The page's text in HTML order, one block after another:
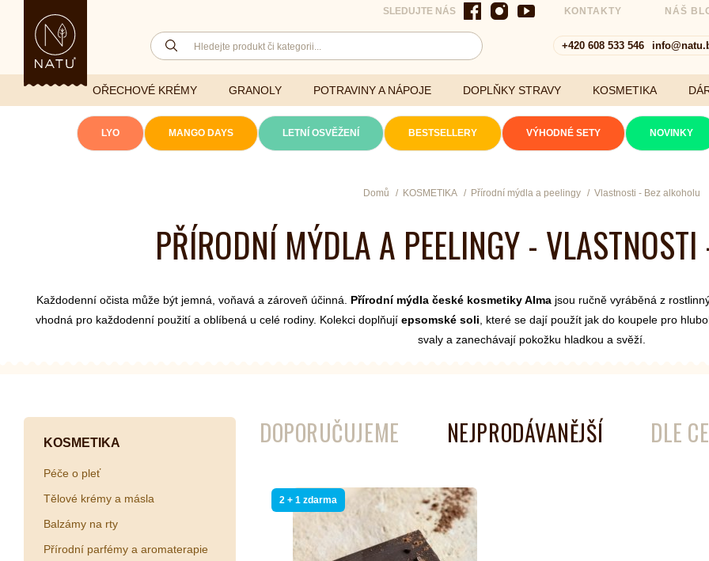
SLEDUJTE NÁS KONTAKTY NÁŠ
+420 608 533 546
OŘECHOVÉ KRÉMY GRANOLY POTRAVINY A NÁPOJE
Sušené ovoce
Džemy
Cereálie a vločky
Energetické nápoje
Superfood shoty
Sypané
Kokosové nádobí
DOPLŇKY STRAVY
Minerály
Přírodní extrakty
KOSMETIKA
LYO MANGO DAYS LETNÍ OSVĚŽENÍ BESTSELLERY VÝHODNÉ SETY NOVINKY
Domů KOSMETIKA Přírodní mýdla a peelingy Vlastnosti - Bez alkoholu
PŘÍRODNÍ MÝDLA A PEELINGY -
Každodenní očista může být jemná, voňavá a zároveň účinná. Přírodní mýdla české kosmetiky Alma jsou ručně vyráběná z
vhodná pro každodenní použití a oblíbená u celé rodiny. Kolekci doplňují epsomské soli, které se dají použít jak do koupele pro
svaly a zanechávají pokožku hladkou a svěží.
KOSMETIKA
Péče o pleť
Tělové krémy a másla
Balzámy na rty
Přírodní parfémy a aromaterapie
DOPORUČUJEME NEJPRODÁVANĚJŠÍ DLE
2 + 1 zdarma